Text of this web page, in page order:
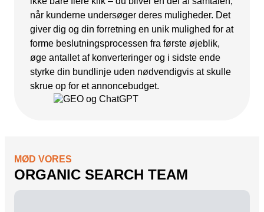
når kunderne undersøger deres muligheder. Det
giver dig og din forretning en unik mulighed for at
forme beslutningsprocessen fra første øjeblik,
øge antallet af konverteringer og i sidste ende
styrke din bundlinje uden nødvendigvis at skulle
skrue op for et annoncebudget.
MØD VORES
ORGANIC SEARCH TEAM